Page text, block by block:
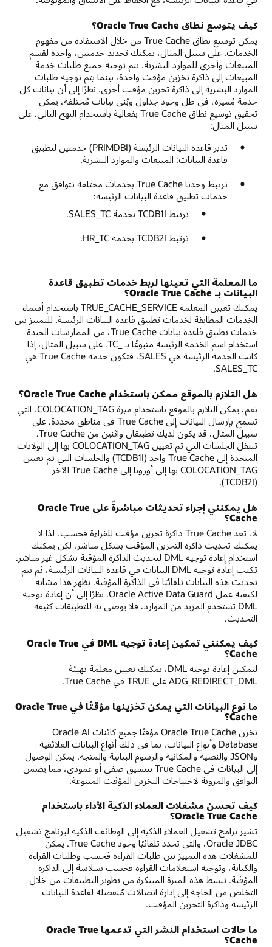
كيف يتوسع نطاق Oracle True Cache؟
يمكن توسيع نطاق True Cache من خلال الاستفادة من مفهوم
الخدمات. على سبيل المثال، يمكنك تحديد خدمتين، واحدة لقسم
المبيعات وأخرى للموارد البشرية. يتم توجيه جميع طلبات خدمة
المبيعات إلى ذاكرة تخزين مؤقت واحدة، بينما يتم توجيه طلبات
الموارد البشرية إلى ذاكرة تخزين مؤقت أخرى. نظرًا إلى أن بيانات كل
خدمة مُميزة، في ظل وجود جداول وبُنى بيانات مُختلفة، يمكن
تحقيق توسيع نطاق True Cache بفعالية باستخدام النهج التالي. على
سبيل المثال:
تدير قاعدة البيانات الرئيسة (PRIMDBI) خدمتين لتطبيق
قاعدة البيانات: المبيعات والموارد البشرية.
ترتبط وحدتا True Cache بخدمات مختلفة تتوافق مع
خدمات تطبيق قاعدة البيانات الرئيسة:
ترتبط TCDB1I بخدمة SALES_TC.
ترتبط TCDB2I بخدمة HR_TC.
ما المعلمة التي تعينها لربط خدمات تطبيق قاعدة
البيانات بـ Oracle True Cache؟
يمكنك تعيين المعلمة TRUE_CACHE_SERVICE باستخدام أسماء
الخدمات المطابقة لخدمات تطبيق قاعدة البيانات الرئيسة. للتمييز بين
خدمات تطبيق قاعدة بيانات True Cache، من الممارسات الجيدة
استخدام اسم الخدمة الرئيسة متبوعًا بـ _TC. على سبيل المثال، إذا
كانت الخدمة الرئيسة هي SALES، فتكون خدمة True Cache هي
SALES_TC.
هل التلازم بالموقع ممكن باستخدام Oracle True Cache؟
نعم، يمكن التلازم بالموقع باستخدام ميزة COLOCATION_TAG، التي
تسمح بإرسال البيانات إلى True Cache في مناطق محددة. على
سبيل المثال، قد يكون لديك تطبيقان واثنين من True Cache.
تنتقل الجلسات التي تم تعيين COLOCATION_TAG بها إلى الولايات
المتحدة إلى True Cache واحد (TCDB1I) والجلسات التي تم تعيين
COLOCATION_TAG بها إلى أوروبا إلى True Cache الآخر
(TCDB2I).
هل يمكنني إجراء تحديثات مباشرةً على Oracle True
Cache؟
لا، تعد True Cache ذاكرة تخزين مؤقت للقراءة فحسب، لذا لا
يمكنك تحديث ذاكرة التخزين المؤقت بشكل مباشر، لكن يمكنك
استخدام إعادة توجيه DML لتحديث الذاكرة المؤقتة بشكل غير مباشر.
تكتب إعادة توجيه DML البيانات في قاعدة البيانات الرئيسة، ثم يتم
تحديث هذه البيانات تلقائيًا في الذاكرة المؤقتة. يظهر هذا مشابه
لكيفية عمل Oracle Active Data Guard. نظرًا إلى أن إعادة توجيه
DML تستخدم المزيد من الموارد، فلا يوصى به للتطبيقات كثيفة
التحديث.
كيف يمكنني تمكين إعادة توجيه DML في Oracle True
Cache؟
لتمكين إعادة توجيه DML، يمكنك تعيين معلمة تهيئة
ADG_REDIRECT_DML على TRUE في True Cache.
ما نوع البيانات التي يمكن تخزينها مؤقتًا في Oracle True
Cache؟
تخزن Oracle True Cache مؤقتًا جميع كائنات Oracle AI
Database وأنواع البيانات، بما في ذلك أنواع البيانات العلائقية
وJSON والنصية والمكانية والرسوم البيانية والمتجه. يمكن الوصول
إلى البيانات في True Cache بتنسيق صفي أو عمودي، مما يضمن
التوافق والمرونة لاحتياجات التخزين المؤقت المتنوعة.
كيف تحسن مشغلات العملاء الذكية الأداء باستخدام
Oracle True Cache؟
تشير برامج تشغيل العملاء الذكية إلى الوظائف الذكية لبرنامج تشغيل
Oracle JDBC، والتي تحدد تلقائيًا وجود True Cache. يمكن
للمشغلات هذه التمييز بين طلبات القراءة فحسب وطلبات القراءة
والكتابة، وتوجيه استعلامات القراءة فحسب بسلاسة إلى الذاكرة
المؤقتة. تبسط هذه الميزة المبتكرة من تطوير التطبيقات من خلال
التخلص من الحاجة إلى إدارة اتصالات مُنفصلة لقاعدة البيانات
الرئيسة وذاكرة التخزين المؤقت.
ما حالات استخدام النشر التي تدعمها Oracle True
Cache؟